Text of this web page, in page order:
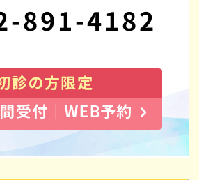
891-4182